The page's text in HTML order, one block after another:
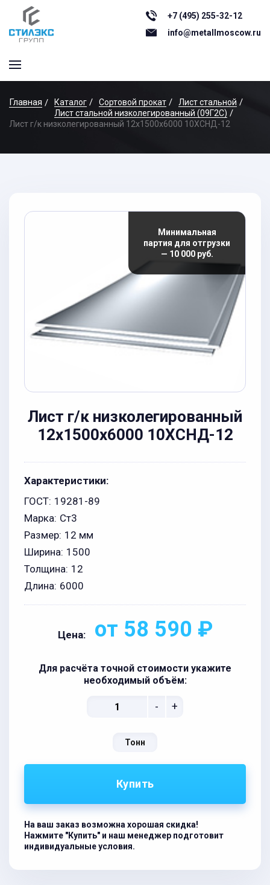
+7 (495) 255-32-12
info@metallmoscow.ru
Главная Каталог Сортовой прокат
Лист стальной
Лист стальной низколегированный (09Г2С)
Лист г/к низколегированный 12x1500x6000 10ХСНД-12
Минимальная
партия для отгрузки
— 10 000 руб.
Лист г/к низколегированный
12x1500x6000 10ХСНД-12
Характеристики:
ГОСТ: 19281-89
Марка: Ст3
Размер: 12 мм
Ширина: 1500
Толщина: 12
Длина: 6000
Цена: от 58 590 ₽
Для расчёта точной стоимости укажите
необходимый объём:
- +
Тонн
Купить
На ваш заказ возможна хорошая скидка!
Нажмите "Купить" и наш менеджер подготовит
индивидуальные условия.